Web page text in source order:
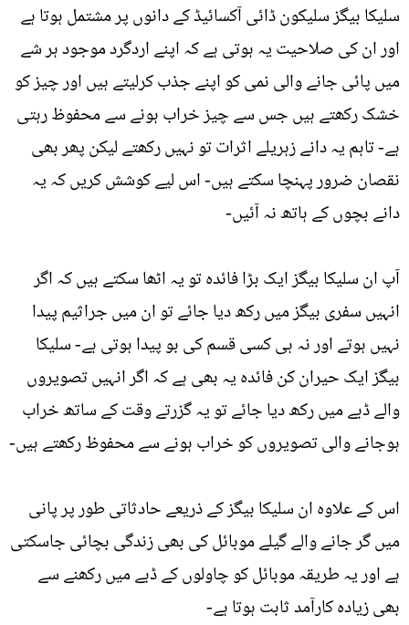
سلیکا بیگز سلیکون ڈائی آکسائیڈ کے دانوں پر مشتمل ہوتا ہے
اور ان کی صلاحیت یہ ہوتی ہے کہ اپنے اردگرد موجود ہر شے
میں پائی جانے والی نمی کو اپنے جذب کرلیتے ہیں اور چیز کو
خشک رکھتے ہیں جس سے چیز خراب ہونے سے محفوظ رہتی
ہے- تاہم یہ دانے زہریلے اثرات تو نہیں رکھتے لیکن پھر بھی
نقصان ضرور پہنچا سکتے ہیں- اس لیے کوشش کریں کہ یہ
دانے بچوں کے ہاتھ نہ آئیں-
آپ ان سلیکا بیگز ایک بڑا فائدہ تو یہ اٹھا سکتے ہیں کہ اگر
انہیں سفری بیگز میں رکھ دیا جائے تو ان میں جراثیم پیدا
نہیں ہوتے اور نہ ہی کسی قسم کی بو پیدا ہوتی ہے- سلیکا
بیگز ایک حیران کن فائدہ یہ بھی ہے کہ اگر انہیں تصویروں
والے ڈبے میں رکھ دیا جائے تو یہ گزرتے وقت کے ساتھ خراب
ہوجانے والی تصویروں کو خراب ہونے سے محفوظ رکھتے ہیں-
اس کے علاوہ ان سلیکا بیگز کے ذریعے حادثاتی طور پر پانی
میں گر جانے والے گیلے موبائل کی بھی زندگی بچائی جاسکتی
ہے اور یہ طریقہ موبائل کو چاولوں کے ڈبے میں رکھنے سے
بھی زیادہ کارآمد ثابت ہوتا ہے-